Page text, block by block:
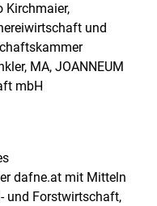
Kirchmaier,
und
MA, JOANNEUM
mbH
dafne.at mit Mitteln
und Forstwirtschaft,